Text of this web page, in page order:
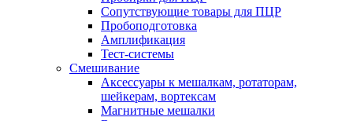
Сопутствующие товары для ПЦР
Пробоподготовка
Амплификация
Тест-системы
Смешивание
Аксессуары к мешалкам, ротаторам,
шейкерам, вортексам
Магнитные мешалки